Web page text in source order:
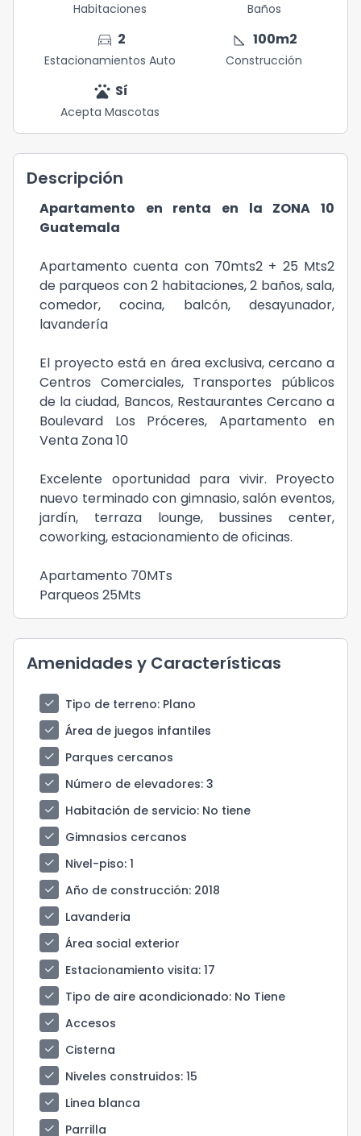
Habitaciones Baños
directions_car 2
Estacionamientos Auto
square_foot 100m2
Construcción
pets Sí
Acepta Mascotas
Descripción
Apartamento en renta en la ZONA 10
Guatemala
Apartamento cuenta con 70mts2 + 25 Mts2
de parqueos con 2 habitaciones, 2 baños, sala,
comedor, cocina, balcón, desayunador,
lavandería
El proyecto está en área exclusiva, cercano a
Centros Comerciales, Transportes públicos
de la ciudad, Bancos, Restaurantes Cercano a
Boulevard Los Próceres, Apartamento en
Venta Zona 10
Excelente oportunidad para vivir. Proyecto
nuevo terminado con gimnasio, salón eventos,
jardín, terraza lounge, bussines center,
coworking, estacionamiento de oficinas.
Apartamento 70MTs
Parqueos 25Mts
Amenidades y Características
check Tipo de terreno: Plano
check
Área de juegos infantiles
check
Parques cercanos
check
Número de elevadores: 3
check
Habitación de servicio: No tiene
check
Gimnasios cercanos
check
Nivel-piso: 1
check
Año de construcción: 2018
check
Lavanderia
check
Área social exterior
check
Estacionamiento visita: 17
check
Tipo de aire acondicionado: No Tiene
check
Accesos
check
Cisterna
check
Niveles construidos: 15
check
Linea blanca
check
Parrilla